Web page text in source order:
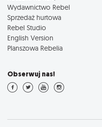
Wydawnictwo Rebel
Sprzedaż hurtowa
Rebel Studio
English Version
Planszowa Rebelia
Obserwuj nas!